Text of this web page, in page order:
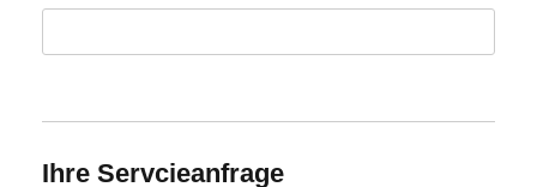
Ihre Servcieanfrage